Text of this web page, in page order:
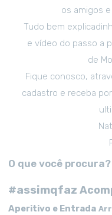
os amigos
Tudo bem
e vídeo do passo a
de
Fique conosco,
cadastro e receba
O que você procura?
#assimqfaz
Aperitivo e Entrada